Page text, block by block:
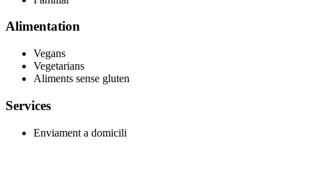
Alimentation
Vegans
Vegetarians
Aliments sense gluten
Services
Enviament a domicili